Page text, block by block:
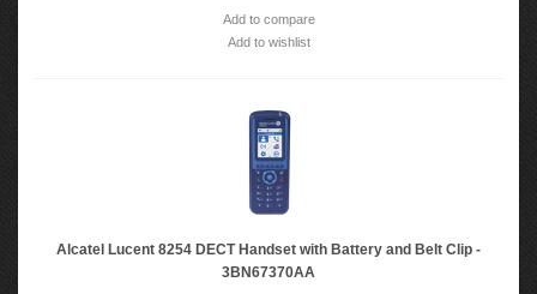
Add to compare
Add to wishlist
Alcatel Lucent 8254 DECT Handset with Battery and Belt Clip -
3BN67370AA